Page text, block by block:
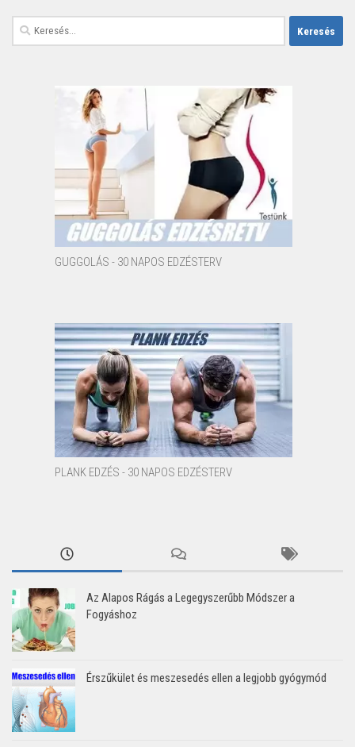
Keresés:
GUGGOLÁS - 30 NAPOS EDZÉSTERV
PLANK EDZÉS - 30 NAPOS EDZÉSTERV
Az Alapos Rágás a Legegyszerűbb Módszer a
Fogyáshoz
Érszűkület és meszesedés ellen a legjobb gyógymód